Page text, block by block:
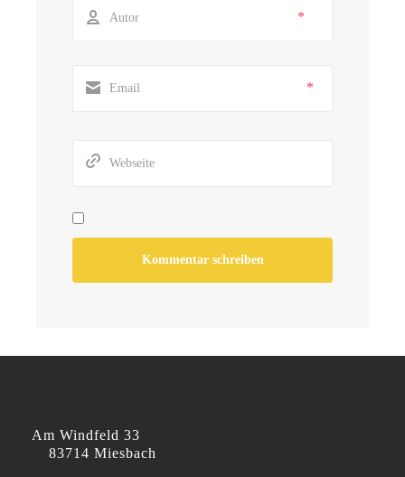
*
*
Am Windfeld 33
83714 Miesbach